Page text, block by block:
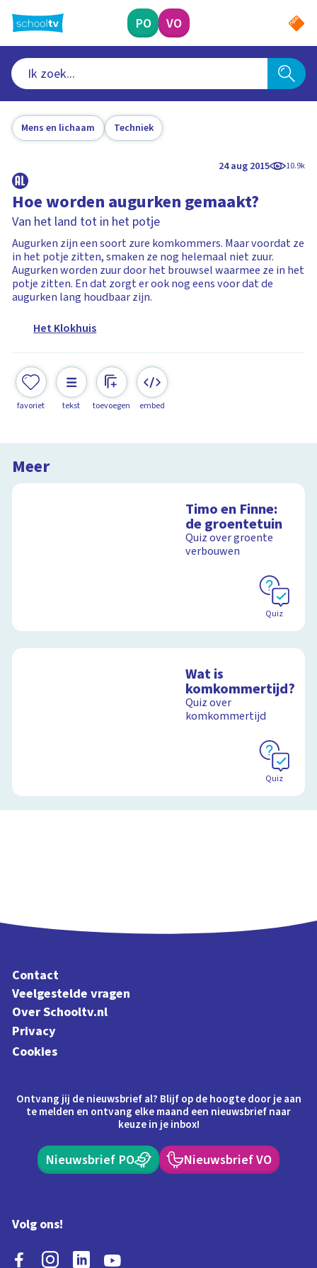
naar
hoofdinhoud
PO VO
Mens en lichaam Techniek
24 aug 2015 10.9k
Hoe worden augurken gemaakt?
Van het land tot in het potje
Augurken zijn een soort zure komkommers. Maar voordat ze
in het potje zitten, smaken ze nog helemaal niet zuur.
Augurken worden zuur door het brouwsel waarmee ze in het
potje zitten. En dat zorgt er ook nog eens voor dat de
augurken lang houdbaar zijn.
Het Klokhuis
favoriet tekst toevoegen embed
Meer
Timo en Finne:
de groentetuin
Quiz over groente
verbouwen
Quiz
Wat is
komkommertijd?
Quiz over
komkommertijd
Quiz
Contact
Veelgestelde vragen
Over Schooltv.nl
Privacy
Cookies
Ontvang jij de nieuwsbrief al? Blijf op de hoogte door je aan
te melden en ontvang elke maand een nieuwsbrief naar
keuze in je inbox!
Nieuwsbrief PO Nieuwsbrief VO
Volg ons!